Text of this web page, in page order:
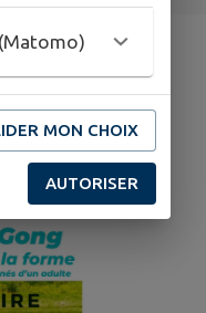
MON CHOIX
AUTORISER